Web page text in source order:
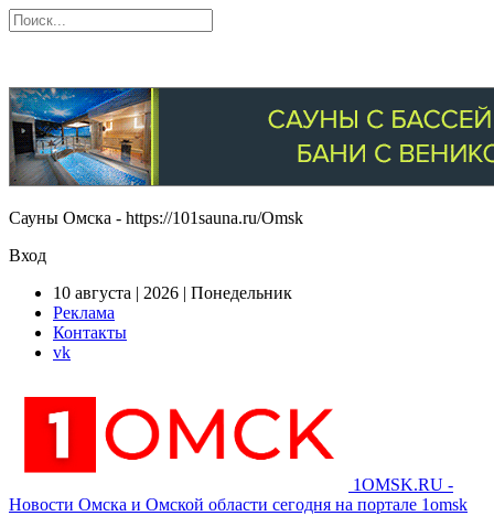
Сауны Омска - https://101sauna.ru/Omsk
Вход
10 августа | 2026 | Понедельник
Реклама
Контакты
vk
1OMSK.RU -
Новости Омска и Омской области сегодня на портале 1omsk